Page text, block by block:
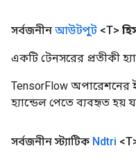
সর্বজনীন আউটপুট <T>
একটি টেনসরের প্রতীকী
TensorFlow অপারেশনের
হ্যান্ডেল পেতে ব্যবহৃত হয়
সর্বজনীন স্ট্যাটিক Ndtri